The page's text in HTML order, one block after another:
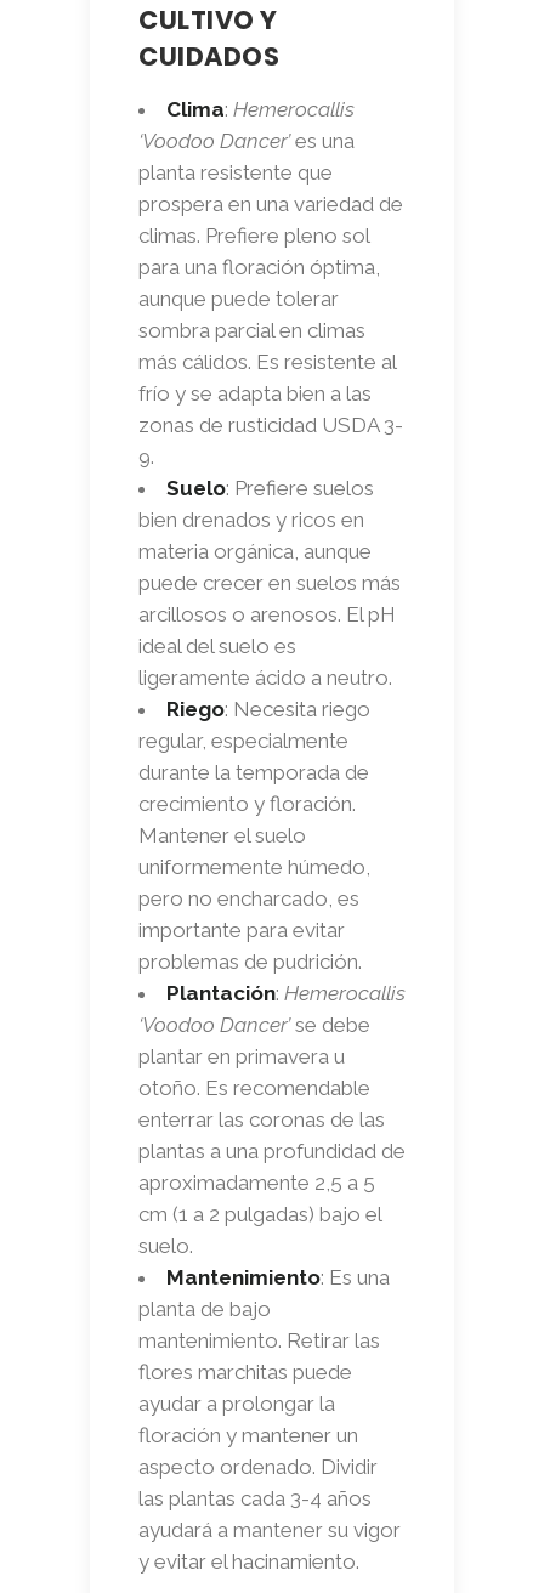
CULTIVO Y
CUIDADOS
Clima: Hemerocallis
‘Voodoo Dancer’es una
planta resistente que
prospera en una variedad de
climas. Prefiere pleno sol
para una floración óptima,
aunque puede tolerar
sombra parcial en climas
más cálidos. Es resistente al
frío y se adapta bien a las
zonas de rusticidad USDA 3-
9.
Suelo: Prefiere suelos
bien drenados y ricos en
materia orgánica, aunque
puede crecer en suelos más
arcillosos o arenosos. El pH
ideal del suelo es
ligeramente ácido a neutro.
Riego: Necesita riego
regular, especialmente
durante la temporada de
crecimiento y floración.
Mantener el suelo
uniformemente húmedo,
pero no encharcado, es
importante para evitar
problemas de pudrición.
Plantación: Hemerocallis
‘Voodoo Dancer’se debe
plantar en primavera u
otoño. Es recomendable
enterrar las coronas de las
plantas a una profundidad de
aproximadamente 2,5 a 5
cm (1 a 2 pulgadas) bajo el
suelo.
Mantenimiento: Es una
planta de bajo
mantenimiento. Retirar las
flores marchitas puede
ayudar a prolongar la
floración y mantener un
aspecto ordenado. Dividir
las plantas cada 3-4 años
ayudará a mantener su vigor
y evitar el hacinamiento.